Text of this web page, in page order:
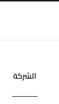
الشركة